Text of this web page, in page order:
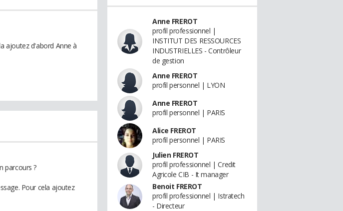
ajoutez d'abord Anne à
parcours ?
Pour cela ajoutez
Anne FREROT
profil professionnel |
INSTITUT DES RESSOURCES
INDUSTRIELLES - Contrôleur
de gestion
Anne FREROT
profil personnel | LYON
Anne FREROT
profil personnel | PARIS
Alice FREROT
profil personnel | PARIS
Julien FREROT
profil professionnel | Credit
Agricole CIB - It manager
Benoit FREROT
profil professionnel | Istratech
- Directeur